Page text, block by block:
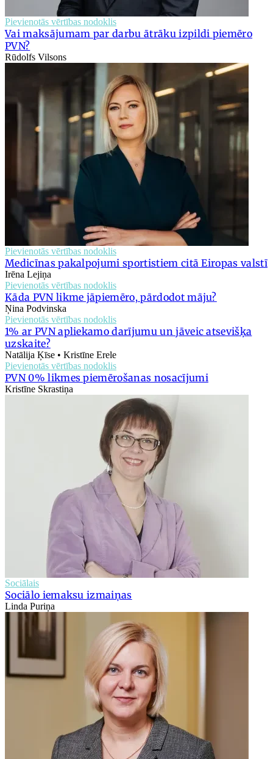
Pievienotās vērtības nodoklis
Vai maksājumam par darbu ātrāku izpildi piemēro
PVN?
Rūdolfs Vilsons
Pievienotās vērtības nodoklis
Medicīnas pakalpojumi sportistiem citā Eiropas valstī
Irēna Lejiņa
Pievienotās vērtības nodoklis
Kāda PVN likme jāpiemēro, pārdodot māju?
Ņina Podvinska
Pievienotās vērtības nodoklis
1% ar PVN apliekamo darījumu un jāveic atsevišķa
uzskaite?
Natālija Ķīse • Kristīne Erele
Pievienotās vērtības nodoklis
PVN 0% likmes piemērošanas nosacījumi
Kristīne Skrastiņa
Sociālais
Sociālo iemaksu izmaiņas
Linda Puriņa